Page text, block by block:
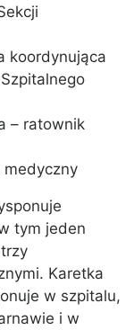
koordynująca
– ratownik
tym jeden
Karetka
w szpitalu,
i w